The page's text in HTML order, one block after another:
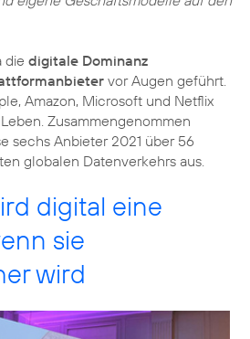
die digitale Dominanz
vor Augen geführt.
Amazon, Microsoft und Netflix
Zusammengenommen
sechs Anbieter 2021 über 56
globalen Datenverkehrs aus.
digital eine
sie
wird